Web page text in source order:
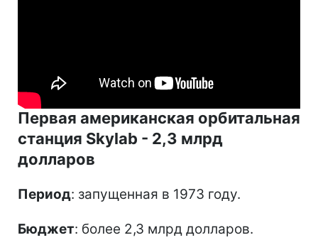
Первая американская орбитальная
станция Skylab - 2,3 млрд
долларов
Период: запущенная в 1973 году.
Бюджет: более 2,3 млрд долларов.